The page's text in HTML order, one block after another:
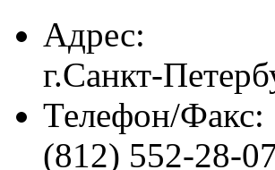
Адрес:
г.Санкт-
Телефон/Факс:
(812) 552-28-